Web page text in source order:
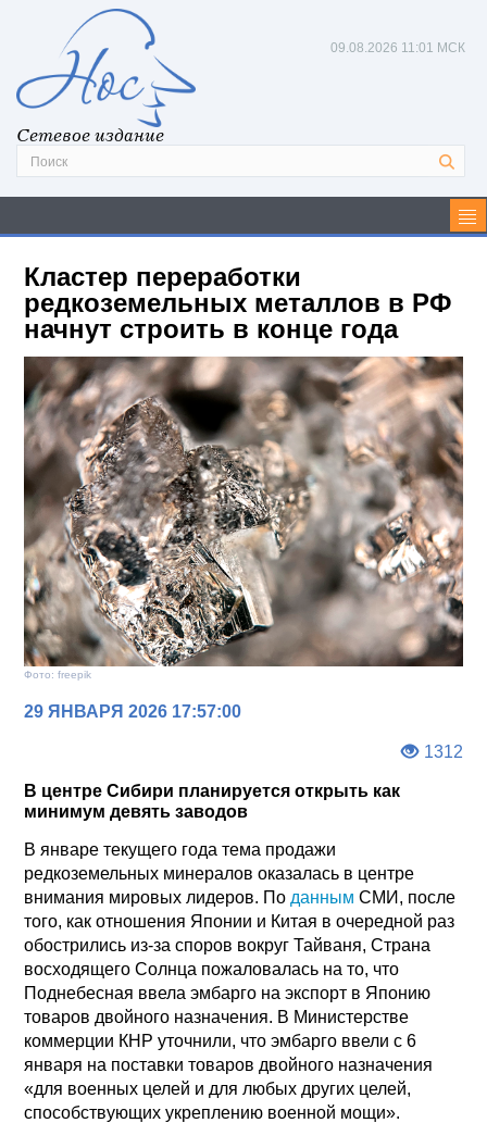
Сетевое издание
09.08.2026 11:01 МСК
Кластер переработки
редкоземельных металлов в РФ
начнут строить в конце года
Фото: freepik
29 ЯНВАРЯ 2026 17:57:00
1312
В центре Сибири планируется открыть как
минимум девять заводов
В январе текущего года тема продажи
редкоземельных минералов оказалась в центре
внимания мировых лидеров. По данным СМИ, после
того, как отношения Японии и Китая в очередной раз
обострились из-за споров вокруг Тайваня, Страна
восходящего Солнца пожаловалась на то, что
Поднебесная ввела эмбарго на экспорт в Японию
товаров двойного назначения. В Министерстве
коммерции КНР уточнили, что эмбарго ввели с 6
января на поставки товаров двойного назначения
«для военных целей и для любых других целей,
способствующих укреплению военной мощи».